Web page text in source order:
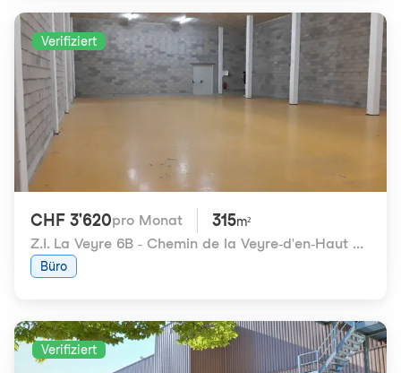
Verifiziert
CHF 3'620pro Monat 315m²
Z.I. La Veyre 6B - Chemin de la Veyre-d'en-Haut 6B
Büro
Verifiziert